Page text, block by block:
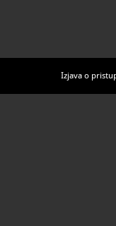
Izjava o